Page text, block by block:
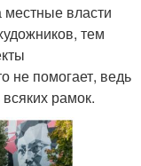
местные власти
тем
не помогает, ведь
рамок.